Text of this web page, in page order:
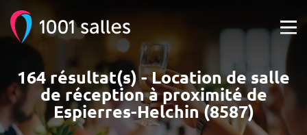
164 résultat(s) - Location de salle
de réception à proximité de
Espierres-Helchin (8587)